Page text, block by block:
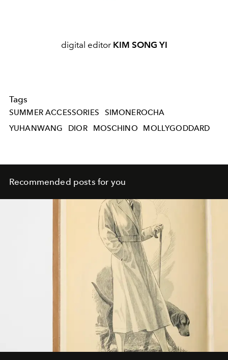
digital editorKIM SONG YI
Tags
SUMMER ACCESSORIES
SIMONEROCHA
YUHANWANG
DIOR MOSCHINO MOLLYGODDARD
Recommended posts for you